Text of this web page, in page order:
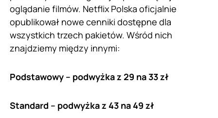
oglądanie filmów. Netflix Polska oficjalnie
opublikował nowe cenniki dostępne dla
wszystkich trzech pakietów. Wśród nich
znajdziemy między innymi:
Podstawowy – podwyżka z 29 na 33 zł
Standard – podwyżka z 43 na 49 zł